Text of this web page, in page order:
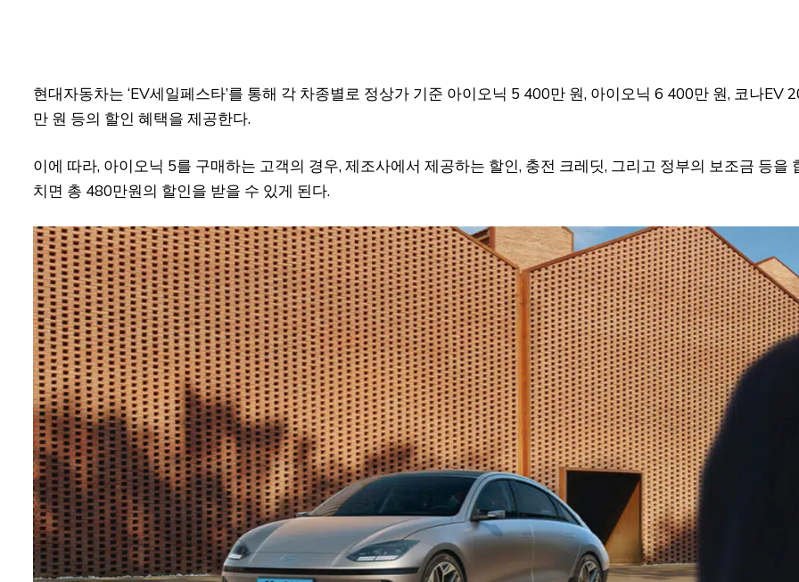
현대자동차는 ‘EV세일페스타’를 통해 각 차종별로 정상가 기준 아이오닉 5 400만 원, 아이오닉 6 400만 원, 코나EV
만 원 등의 할인 혜택을 제공한다.
이에 따라, 아이오닉 5를 구매하는 고객의 경우, 제조사에서 제공하는 할인, 충전 크레딧, 그리고 정부의 보조금 등을
치면 총 480만원의 할인을 받을 수 있게 된다.